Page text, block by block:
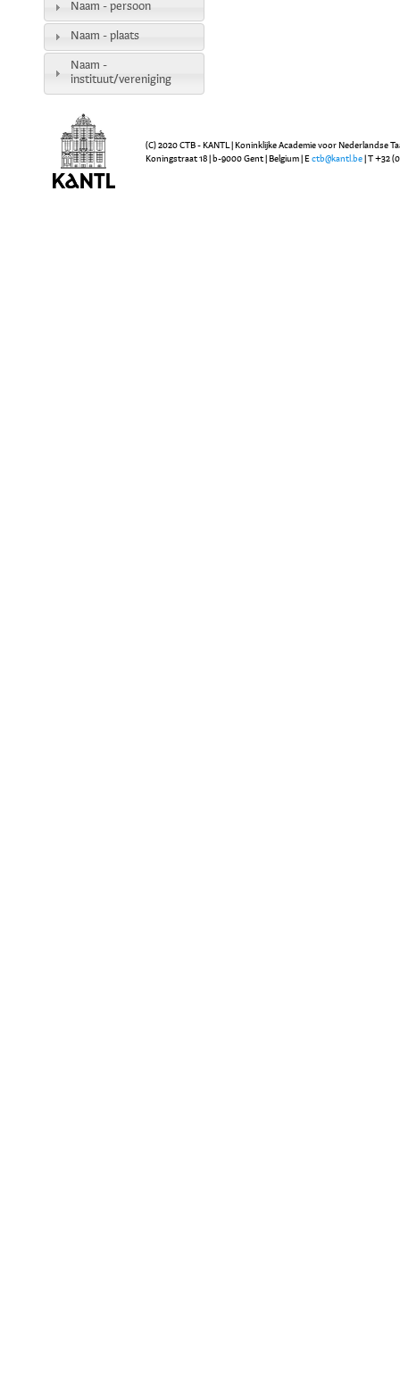
Naam - persoon
Naam - plaats
Naam -
instituut/vereniging
(C) 2020 CTB - KANTL | Koninklijke Academie voor Nederlandse
Koningstraat 18 | b-9000 Gent | Belgium | E ctb@kantl.be | T +32